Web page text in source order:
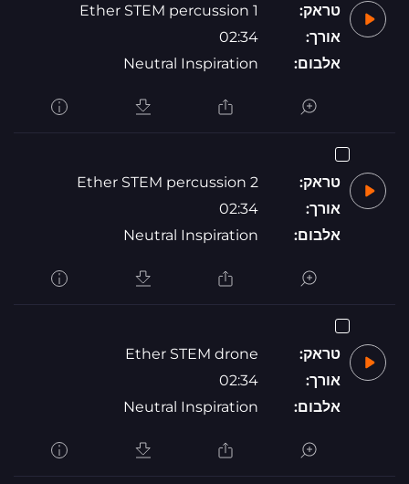
טראק:
Ether STEM percussion 1
אורך:
02:34
אלבום:
Neutral Inspiration
טראק:
Ether STEM percussion 2
אורך:
02:34
אלבום:
Neutral Inspiration
טראק:
Ether STEM drone
אורך:
02:34
אלבום:
Neutral Inspiration